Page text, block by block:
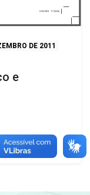
DE 2011
e